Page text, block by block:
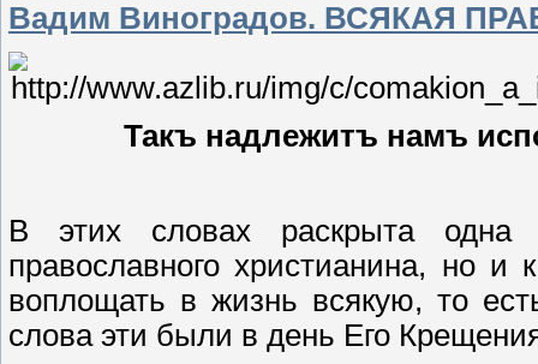
Вадим Виноградов. ВСЯКАЯ
Такъ надлежитъ намъ
В этих словах раскрыта одна
православного христианина, но и
воплощать в жизнь всякую, то
слова эти были в день Его